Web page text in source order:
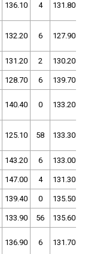
136.10 4 131.80
132.20 6 127.90
131.20 2 130.20
128.70 6 139.70
140.40 0 133.20
125.10 58 133.30
143.20 6 133.00
147.00 4 131.30
139.40 0 135.50
133.90 56 135.60
136.90 6 131.70